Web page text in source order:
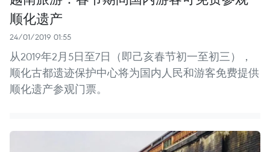
顺化遗产
24/01/2019 01:55
从2019年2月5日至7日（即己亥春节初一至初三），
顺化古都遗迹保护中心将为国内人民和游客免费提供
顺化遗产参观门票。